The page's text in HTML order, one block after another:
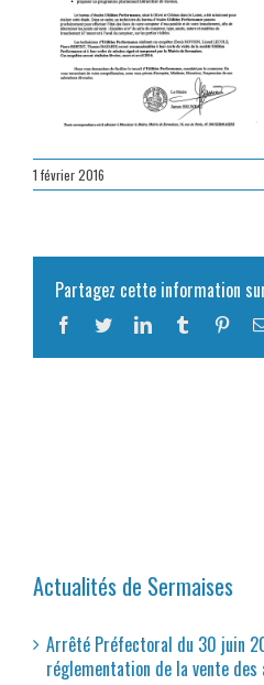
1 février 2016
Partagez cette information
Facebook
TwitterLinkedInTumblr
Actualités de Sermaises
Arrêté Préfectoral du 30 juin
réglementation de la vente